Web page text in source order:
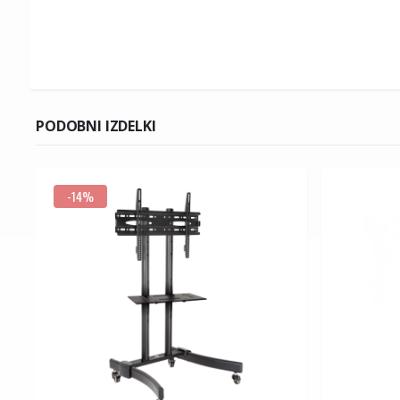
PODOBNI IZDELKI
-14%